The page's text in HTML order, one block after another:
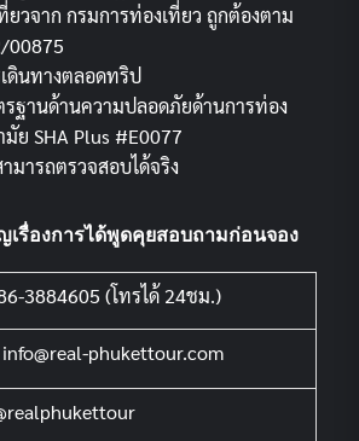
วจาก กรมการท่องเที่ยว ถูกต้องตาม
00875
ดินทางตลอดทริป
รฐานด้านความปลอดภัยด้านการท่อง
ย SHA Plus #E0077
มารถตรวจสอบได้จริง
เรื่องการได้พูดคุยสอบถามก่อนจอง
3884605 (โทรได้ 24ชม.)
phukettour.com